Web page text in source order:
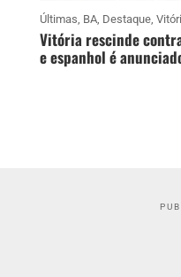
Últimas, BA, Destaque,
Vitória rescinde
e espanhol é